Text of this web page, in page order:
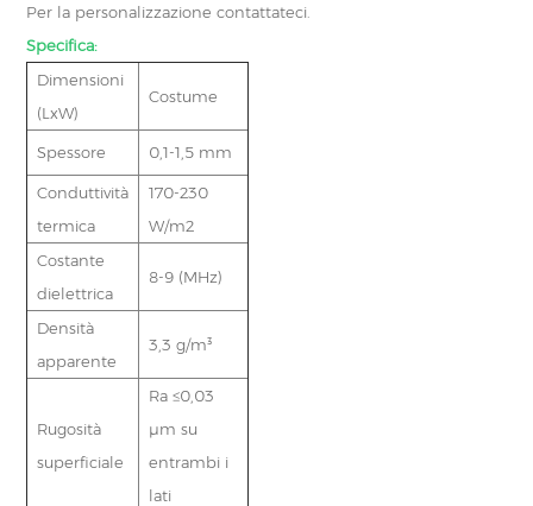
Per la personalizzazione contattateci.
Specifica:
Dimensioni
(LxW)
Costume
Spessore 0,1-1,5 mm
Conduttività
termica
170-230
W/m2
Costante
dielettrica
8-9 (MHz)
Densità
apparente
3,3 g/m³
Rugosità
superficiale
Ra ≤0,03
μm su
entrambi i
lati